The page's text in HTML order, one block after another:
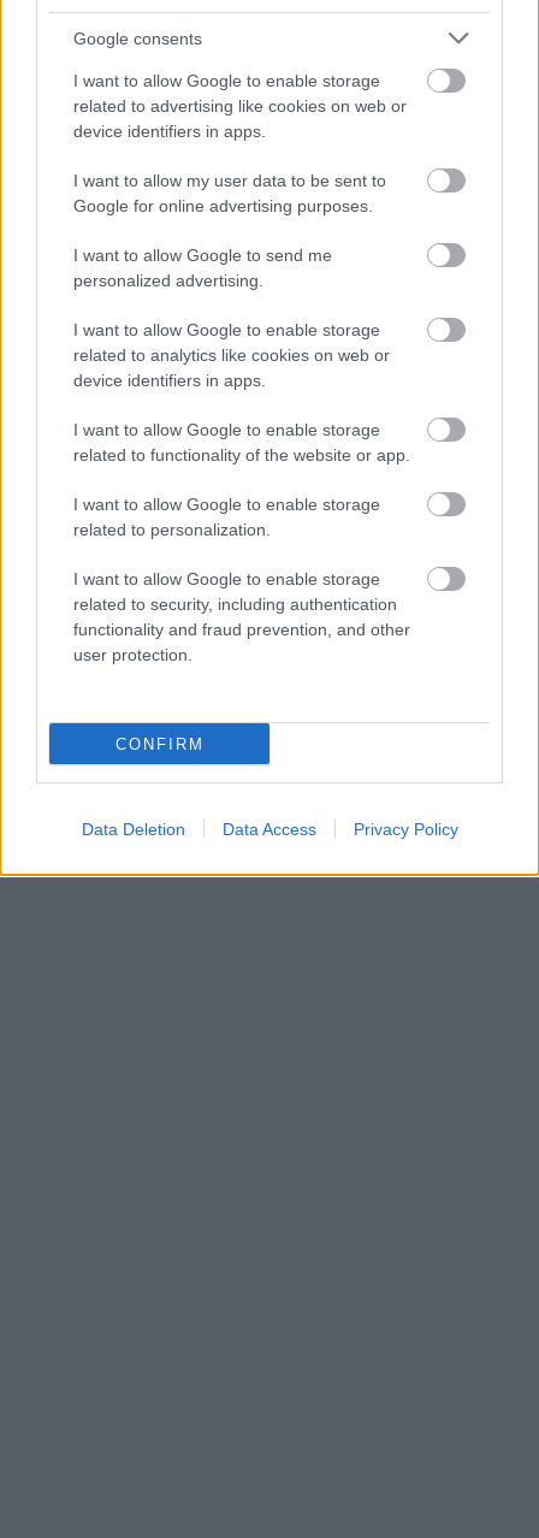
Google consents
I want to allow Google to enable storage
related to advertising like cookies on web or
device identifiers in apps.
I want to allow my user data to be sent to
Google for online advertising purposes.
I want to allow Google to send me
personalized advertising.
I want to allow Google to enable storage
related to analytics like cookies on web or
device identifiers in apps.
I want to allow Google to enable storage
related to functionality of the website or app.
I want to allow Google to enable storage
related to personalization.
I want to allow Google to enable storage
related to security, including authentication
functionality and fraud prevention, and other
user protection.
CONFIRM
Data Deletion Data Access Privacy Policy
Θέατρο ΑΛΚΜΗΝΗ
Τ: 210 3428650
Στάση Μετρό: Κεραμεικός
Κάθε Κυριακή
στις 18:00
Τιμές εισιτηρίων
Κανονικό: 15 ευρώ
Φοιτητικό, Ανέργων, άνω των 65: 12 ευρώ
ΑμεΑ: 10 ευρώ
ταμείου του θεάτρου)
Προπώληση:ticketservices.gr